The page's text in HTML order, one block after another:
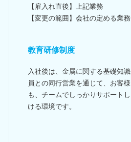
【雇入れ直後】上記業務
【変更の範囲】会社の定める業
教育研修制度
入社後は、金属に関する基礎知
員との同行営業を通じて、お客
も、チームでしっかりサポート
ける環境です。